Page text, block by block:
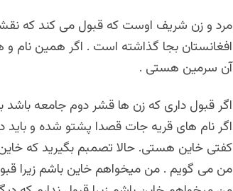
مرد و زن شریف اوست که قبول می کند که
افغانستان بجا گذاشته است . اگر همین نام و
آن سرمین هستی .
اگر قبول داری که زن ها قشر دوم جامعه
اگر ‌نام های قریه جات قصدا پشتو شده و باید
کفتی خاین هستی. حالا تصمبم بگیرید که
من می گویم . من میخواهم خاین باشم زیرا